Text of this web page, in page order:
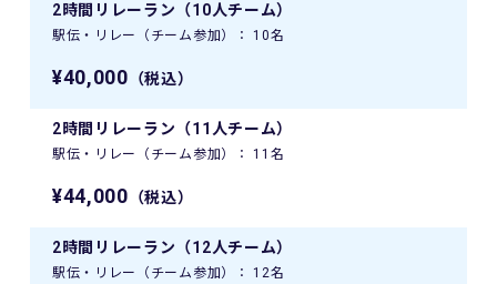
2時間リレーラン（10人チーム）
駅伝・リレー（チーム参加）： 10名
¥40,000 （税込）
2時間リレーラン（11人チーム）
駅伝・リレー（チーム参加）： 11名
¥44,000 （税込）
2時間リレーラン（12人チーム）
駅伝・リレー（チーム参加）： 12名